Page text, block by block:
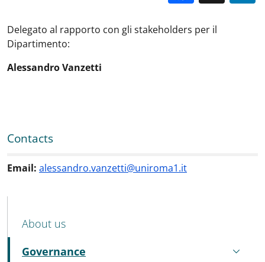
Delegato al rapporto con gli stakeholders per il
Dipartimento:
Alessandro Vanzetti
Contacts
Email: alessandro.vanzetti@uniroma1.it
MENU CEV SECOND NAVIGATION
About us
Governance
Active